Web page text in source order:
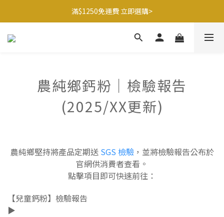
滿$1250免運費 立即選購>
滿$1250免運費 立即選購>
父親節送健康 禮盒$1080起 >
滿$1250免運費 立即選購>
農純鄉鈣粉｜檢驗報告
(2025/XX更新)
農純鄉堅持將產品定期送 SGS 檢驗，並將檢驗報告公布於
官網供消費者查看。
點擊項目即可快速前往：
【兒童鈣粉】檢驗報告
▶